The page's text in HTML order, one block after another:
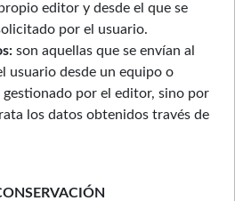
editor y desde el que se
por el usuario.
son aquellas que se envían al
usuario desde un equipo o
por el editor, sino por
los datos obtenidos través de